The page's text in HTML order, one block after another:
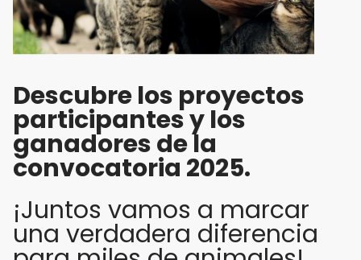
Descubre los proyectos
participantes y los
ganadores de la
convocatoria 2025.
¡Juntos vamos a marcar
una verdadera diferencia